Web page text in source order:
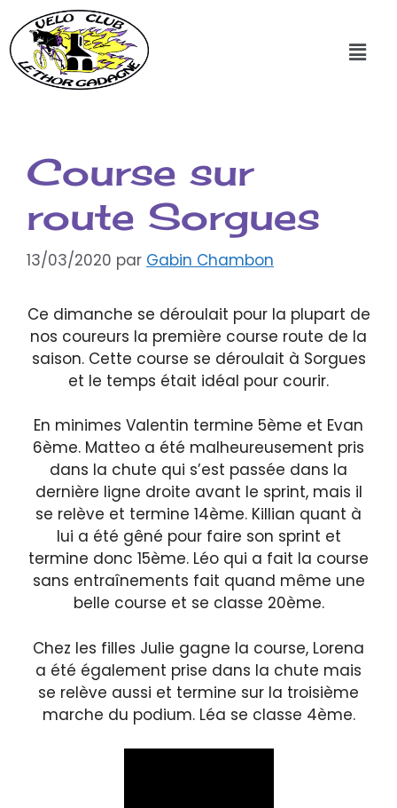
Course sur
route Sorgues
13/03/2020 par Gabin Chambon
Ce dimanche se déroulait pour la plupart de
nos coureurs la première course route de la
saison. Cette course se déroulait à Sorgues
et le temps était idéal pour courir.
En minimes Valentin termine 5ème et Evan
6ème. Matteo a été malheureusement pris
dans la chute qui s’est passée dans la
dernière ligne droite avant le sprint, mais il
se relève et termine 14ème. Killian quant à
lui a été gêné pour faire son sprint et
termine donc 15ème. Léo qui a fait la course
sans entraînements fait quand même une
belle course et se classe 20ème.
Chez les filles Julie gagne la course, Lorena
a été également prise dans la chute mais
se relève aussi et termine sur la troisième
marche du podium. Léa se classe 4ème.